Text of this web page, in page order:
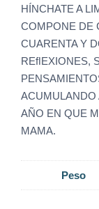
HÍNCHATE A
COMPONE DE
CUARENTA Y
REﬂEXIONES,
ACUMULANDO
AÑO EN QUE
MAMA.
Peso